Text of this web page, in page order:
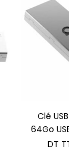
Clé
64Go
DT